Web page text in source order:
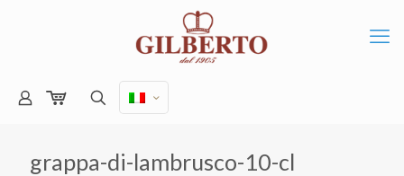
grappa-di-lambrusco-10-cl